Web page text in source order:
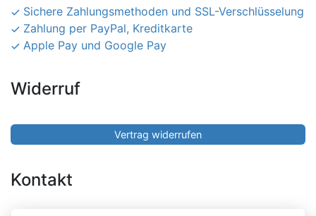
Sichere Zahlungsmethoden und SSL-Verschlüsselung
Zahlung per PayPal, Kreditkarte
Apple Pay und Google Pay
Widerruf
Vertrag widerrufen
Kontakt